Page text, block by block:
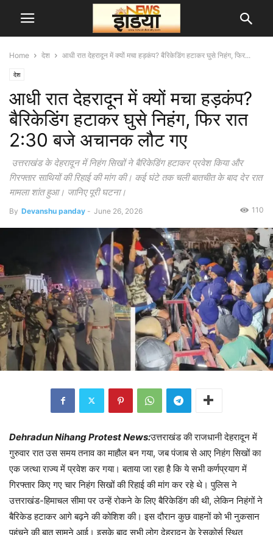
Home देश आधी रात देहरादून में क्यों मचा हड़कंप? बैरिकेडिंग हटाकर घुसे निहंग, फिर...
देश
आधी रात देहरादून में क्यों मचा हड़कंप?
बैरिकेडिंग हटाकर घुसे निहंग, फिर रात
2:30 बजे अचानक लौट गए
उत्तराखंड के देहरादून में निहंग सिखों ने बैरिकेडिंग हटाकर प्रवेश किया और
गिरफ्तार साथियों की रिहाई की मांग की। कई घंटे तक चली बातचीत के बाद देर रात
मामला शांत हुआ। जानिए पूरी घटना।
By Devanshu panday - June 26, 2026 110
Dehradun Nihang Protest News:उत्तराखंड की राजधानी देहरादून में
गुरुवार रात उस समय तनाव का माहौल बन गया, जब पंजाब से आए निहंग सिखों का
एक जत्था राज्य में प्रवेश कर गया। बताया जा रहा है कि ये सभी कर्णप्रयाग में
गिरफ्तार किए गए चार निहंग सिखों की रिहाई की मांग कर रहे थे। पुलिस ने
उत्तराखंड-हिमाचल सीमा पर उन्हें रोकने के लिए बैरिकेडिंग की थी, लेकिन निहंगों ने
बैरिकेड हटाकर आगे बढ़ने की कोशिश की। इस दौरान कुछ वाहनों को भी नुकसान
पहुंचने की बात सामने आई। इसके बाद सभी लोग देहरादून के रेसकोर्स स्थित